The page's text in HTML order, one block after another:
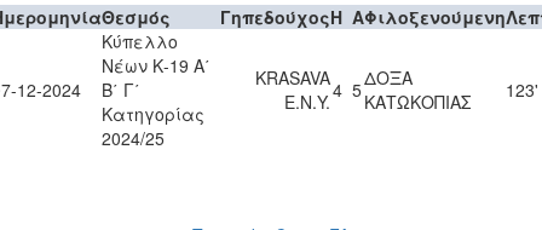
Θεσμός ΓηπεδούχοςH AΦιλοξενούμενη
12-2024
Κύπελλο
Νέων Κ-19 Α΄
Β΄ Γ΄
Κατηγορίας
2024/25
KRASAVA
Ε.Ν.Y.4 5ΔΟΞΑ
ΚΑΤΩΚΟΠΙΑΣ
123'